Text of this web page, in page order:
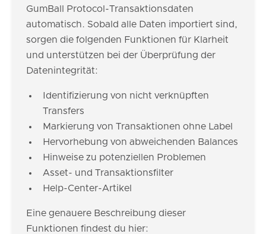
GumBall Protocol-Transaktionsdaten
automatisch. Sobald alle Daten importiert sind,
sorgen die folgenden Funktionen für Klarheit
und unterstützen bei der Überprüfung der
Datenintegrität:
Identifizierung von nicht verknüpften
Transfers
Markierung von Transaktionen ohne Label
Hervorhebung von abweichenden Balances
Hinweise zu potenziellen Problemen
Asset- und Transaktionsfilter
Help-Center-Artikel
Eine genauere Beschreibung dieser
Funktionen findest du hier: